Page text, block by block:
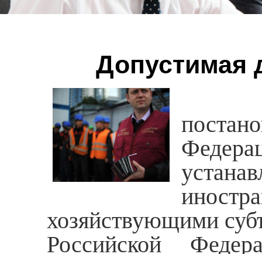
Допустимая
хозяйствующими
Российской